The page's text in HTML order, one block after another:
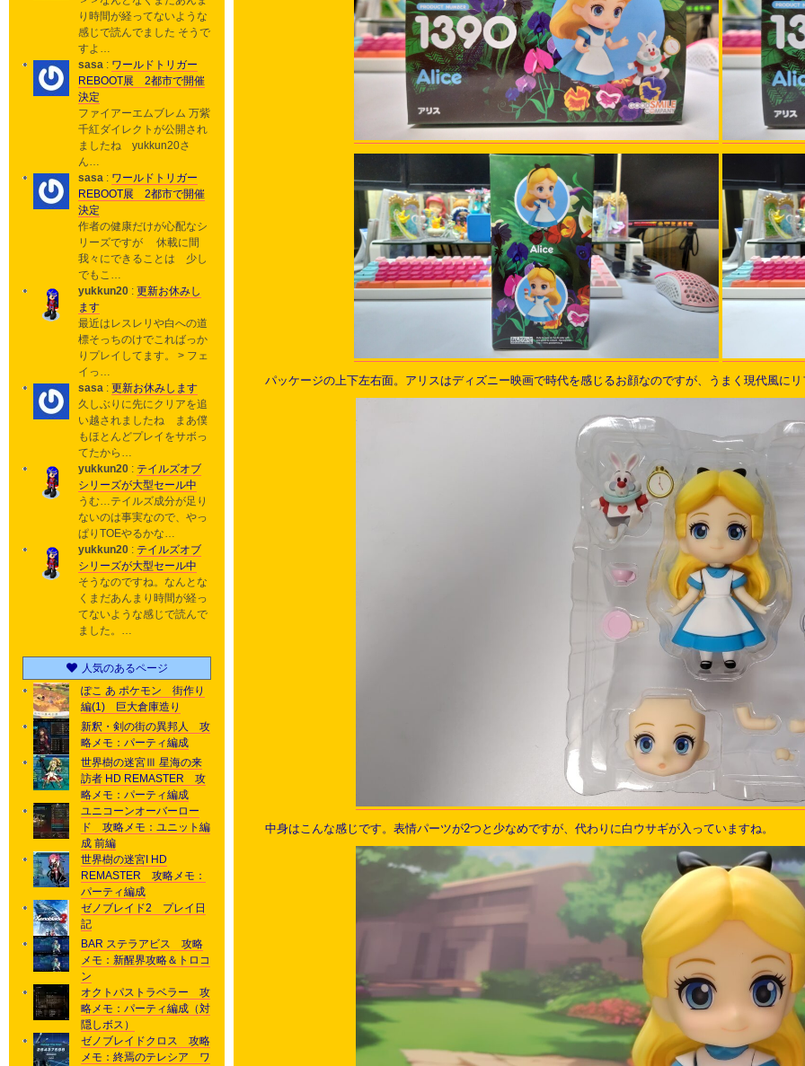
パッケージの上下左右面。アリスはディズニー映画で時代を感じるお顔なのですが、うまく現代風に
中身はこんな感じです。表情パーツが2つと少なめですが、代わりに白ウサギが入っていますね。
り時間が経ってないような
感じで読んでました そうで
すよ…
sasa : ワールドトリガー
REBOOT展 2都市で開催
決定
ファイアーエムブレム 万紫
千紅ダイレクトが公開され
ましたね yukkun20さ
ん…
sasa : ワールドトリガー
REBOOT展 2都市で開催
決定
作者の健康だけが心配なシ
リーズですが 休載に間
我々にできることは 少し
でもこ…
yukkun20 : 更新お休みし
ます
最近はレスレリや白への道
標そっちのけでこればっか
りプレイしてます。 > フェ
イっ…
sasa : 更新お休みします
久しぶりに先にクリアを追
い越されましたね まあ僕
もほとんどプレイをサボっ
てたから…
yukkun20 : テイルズオブ
シリーズが大型セール中
うむ…テイルズ成分が足り
ないのは事実なので、やっ
ぱりTOEやるかな…
yukkun20 : テイルズオブ
シリーズが大型セール中
そうなのですね。なんとな
くまだあんまり時間が経っ
てないような感じで読んで
ました。…
人気のあるページ
ぽこ あ ポケモン 街作り
編(1) 巨大倉庫造り
新釈・剣の街の異邦人 攻
略メモ：パーティ編成
世界樹の迷宮Ⅲ 星海の来
訪者 HD REMASTER 攻
略メモ：パーティ編成
ユニコーンオーバーロー
ド 攻略メモ：ユニット編
成 前編
世界樹の迷宮I HD
REMASTER 攻略メモ：
パーティ編成
ゼノブレイド2 プレイ日
記
BAR ステラアビス 攻略
メモ：新醒界攻略＆トロコ
ン
オクトパストラベラー 攻
略メモ：パーティ編成（対
隠しボス）
ゼノブレイドクロス 攻略
メモ：終焉のテレシア ワ